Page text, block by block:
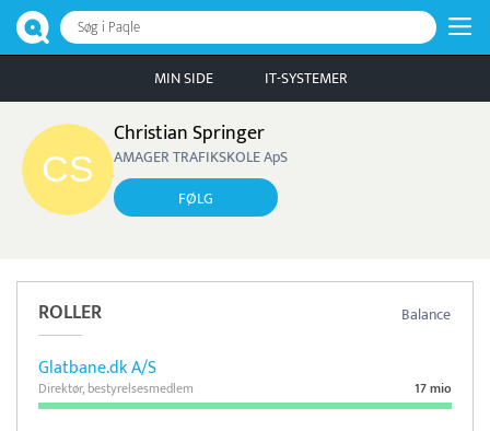
Søg i Paqle
MIN SIDE IT-SYSTEMER
Christian Springer
AMAGER TRAFIKSKOLE ApS
FØLG
Balance
ROLLER
Glatbane.dk A/S
17 mio
Direktør, bestyrelsesmedlem